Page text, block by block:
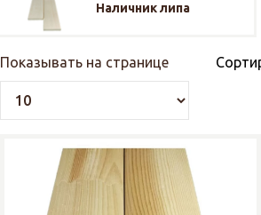
Наличник липа
Показывать на странице